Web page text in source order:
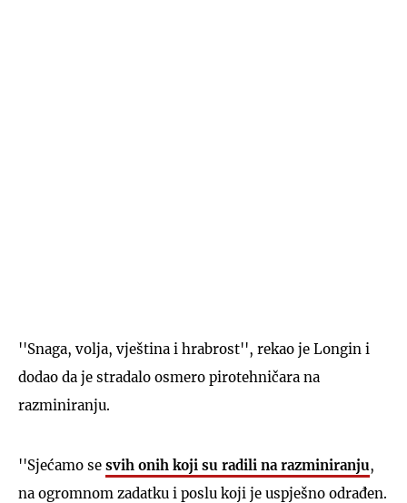
''Snaga, volja, vještina i hrabrost'', rekao je Longin i
dodao da je stradalo osmero pirotehničara na
razminiranju.
''Sjećamo se svih onih koji su radili na razminiranju,
na ogromnom zadatku i poslu koji je uspješno odrađen.